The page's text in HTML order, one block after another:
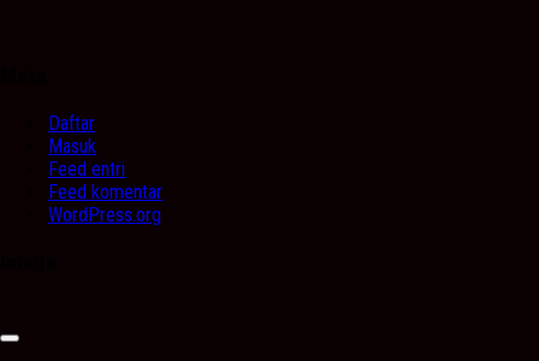
Daftar
Masuk
Feed entri
Feed komentar
WordPress.org
Expand